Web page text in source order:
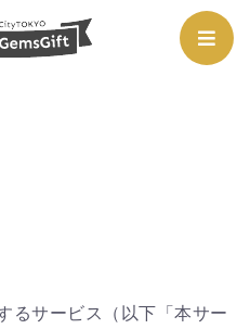
るサービス（以下「本サー